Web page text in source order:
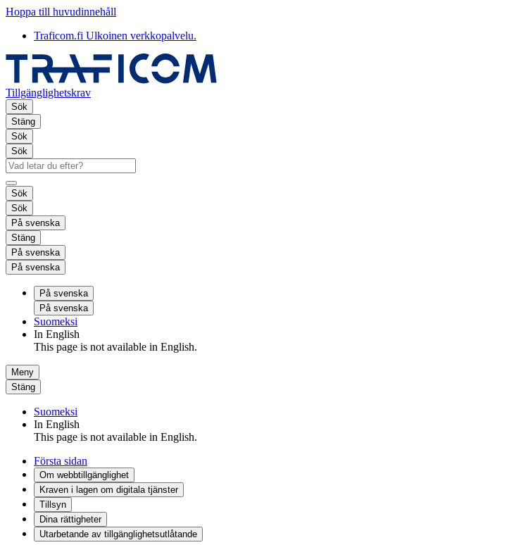
Hoppa till huvudinnehåll
Traficom.fi Ulkoinen verkkopalvelu.
Tillgänglighetskrav
Sök
Stäng
Sök
Sök
Sök
Sök
På svenska
Stäng
På svenska
På svenska
På svenska
På svenska
Suomeksi
In English
This page is not available in English.
Meny
Stäng
Suomeksi
In English
This page is not available in English.
Första sidan
Om webbtillgänglighet
Kraven i lagen om digitala tjänster
Tillsyn
Dina rättigheter
Utarbetande av tillgänglighets­utlåtande